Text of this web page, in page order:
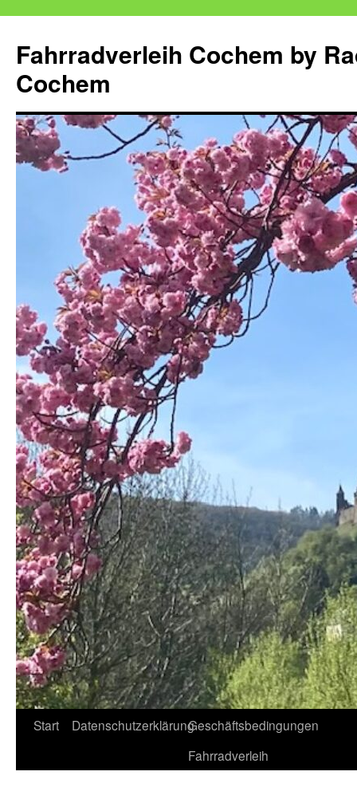
springen
Fahrradverleih Cochem by
Cochem
Start DatenschutzerklärungGeschäftsbedingungen
Fahrradverleih